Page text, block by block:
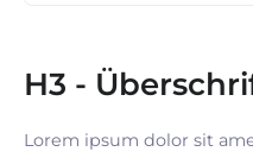
H3 -
Lorem ipsum dolor sit